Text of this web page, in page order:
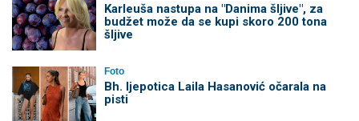
Karleuša nastupa na "Danima šljive", za
budžet može da se kupi skoro 200 tona
šljive
Foto
Bh. ljepotica Laila Hasanović očarala na
pisti